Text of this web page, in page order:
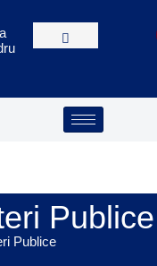
Publice
Publice